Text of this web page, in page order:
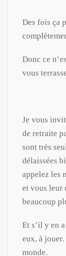
Des fois ça
Donc ce
vous
Je vous
de retraite
sont très
délaissées
appelez les
et vous leur
beaucoup
Et s’il y en
eux, à
monde.